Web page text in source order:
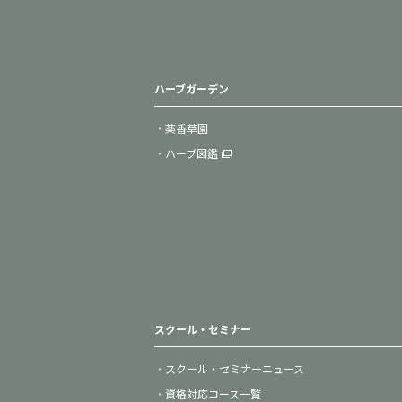
ハーブガーデン
薬香草園
ハーブ図鑑
スクール・セミナー
スクール・セミナーニュース
資格対応コース一覧